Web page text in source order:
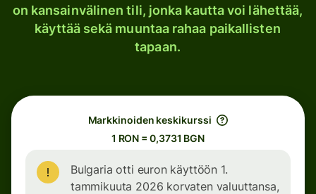
on kansainvälinen tili, jonka kautta voi lähettää,
käyttää sekä muuntaa rahaa paikallisten
tapaan.
Markkinoiden keskikurssi
1 RON = 0,3731 BGN
Bulgaria otti euron käyttöön 1.
tammikuuta 2026 korvaten valuuttansa,